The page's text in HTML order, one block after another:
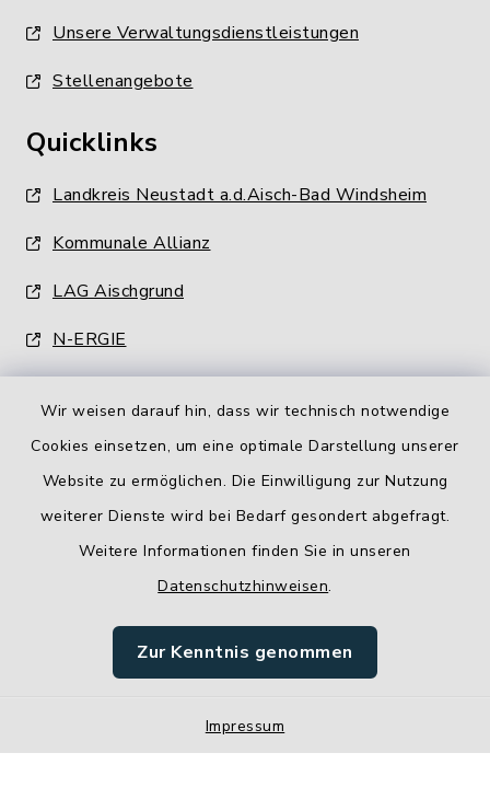
Wir weisen darauf hin, dass wir technisch notwendige
Cookies einsetzen, um eine optimale Darstellung unserer
Website zu ermöglichen. Die Einwilligung zur Nutzung
weiterer Dienste wird bei Bedarf gesondert abgefragt.
Weitere Informationen finden Sie in unseren
Datenschutzhinweisen.
Zur Kenntnis genommen
Impressum
Unsere Verwaltungsdienstleistungen
Stellenangebote
Quicklinks
Landkreis Neustadt a.d.Aisch-Bad Windsheim
Kommunale Allianz
LAG Aischgrund
N-ERGIE
Barrierefreiheit
Impressum
Sitemap